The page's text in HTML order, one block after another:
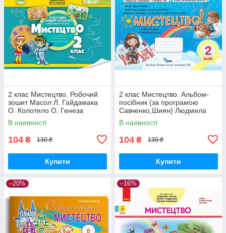
2 клас Мистецтво. Робочий
зошит Масол Л. Гайдамака
О. Колотило О. Генеза
В наявності
104 ₴ 130 ₴
Купити
2 клас Мистецтво. Альбом-
посібник (за програмою
Савченко,Шиян) Людмила
Аристова, Наталія Чєн Оріон
В наявності
104 ₴ 130 ₴
Купити
–20% –16%